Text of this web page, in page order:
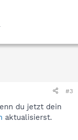
#3
du jetzt dein
aktualisierst.